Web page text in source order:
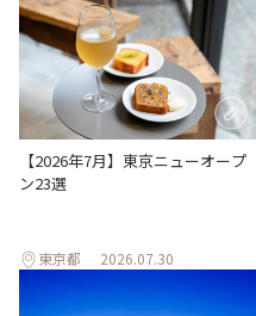
【2026年7月】東京ニューオープ
ン23選
東京都 2026.07.30